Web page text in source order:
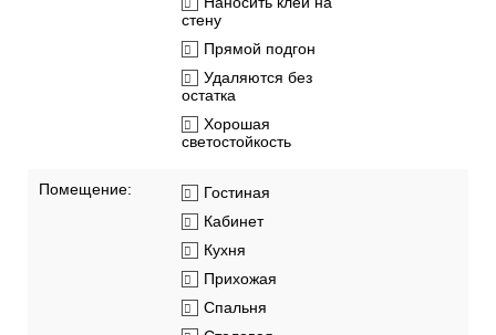
стену
Прямой подгон
Удаляются без
остатка
Хорошая
светостойкость
Помещение:
Гостиная
Кабинет
Кухня
Прихожая
Спальня